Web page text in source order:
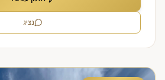
נציג